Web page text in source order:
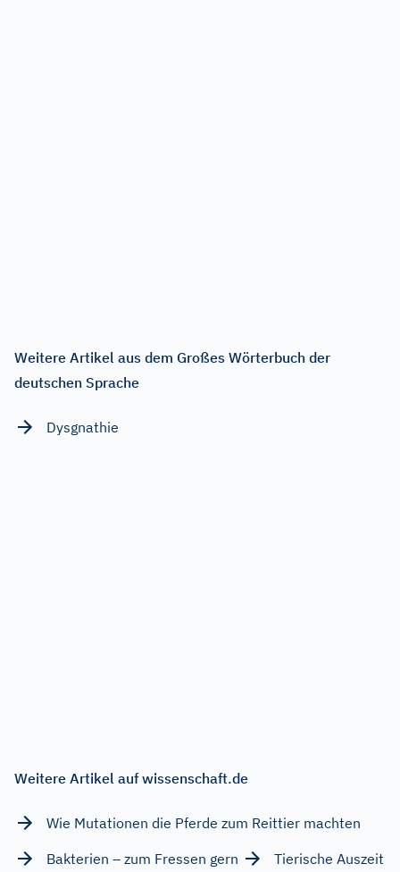
Weitere Artikel aus dem Großes Wörterbuch der
deutschen Sprache
Dysgnathie
Weitere Artikel auf wissenschaft.de
Wie Mutationen die Pferde zum Reittier machten
Bakterien – zum Fressen gern
Tierische Auszeit